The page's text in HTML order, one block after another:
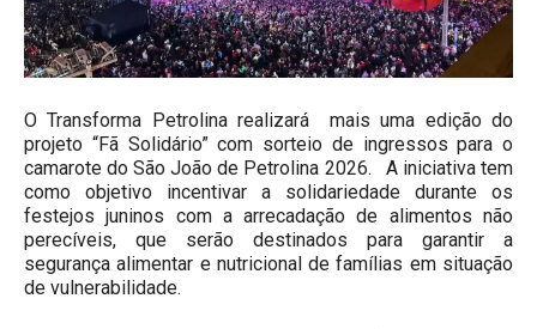
O Transforma Petrolina realizará mais uma edição do
projeto “Fã Solidário” com sorteio de ingressos para o
camarote do São João de Petrolina 2026. A iniciativa tem
como objetivo incentivar a solidariedade durante os
festejos juninos com a arrecadação de alimentos não
perecíveis, que serão destinados para garantir a
segurança alimentar e nutricional de famílias em situação
de vulnerabilidade.